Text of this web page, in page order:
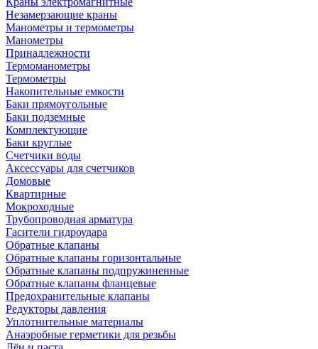
Незамерзающие краны
Манометры и термометры
Манометры
Принадлежности
Термоманометры
Термометры
Накопительные емкости
Баки прямоугольные
Баки подземные
Комплектующие
Баки круглые
Счетчики воды
Аксессуары для счетчиков
Домовые
Квартирные
Мокроходные
Трубопроводная арматура
Гасители гидроудара
Обратные клапаны
Обратные клапаны горизонтальные
Обратные клапаны подпружиненные
Обратные клапаны фланцевые
Предохранительные клапаны
Редукторы давления
Уплотнительные материалы
Анаэробные герметики для резьбы